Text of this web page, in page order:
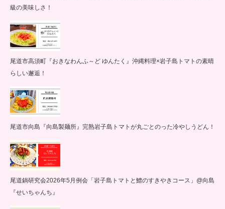
級の美味しさ！
尾道市高須町『おきなわんふ～ど ゆんたく』沖縄料理×岩子島トマトの素晴
らしい邂逅！
尾道市向島『向島製麺所』完熟岩子島トマトが丸ごとのった冷やしうどん！
尾道鍋研究会2026年5月例会「岩子島トマトと鱧のすきやきコース」@向島
『せいちゃんち』